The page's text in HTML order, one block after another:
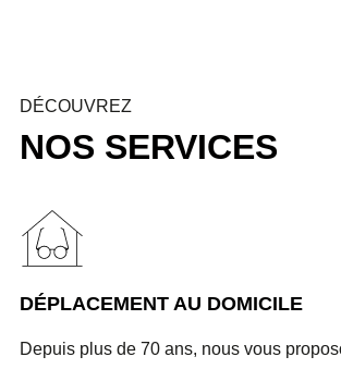
NOS SERVICES
DÉCOUVREZ
DÉPLACEMENT AU DOMICILE
Depuis plus de 70 ans, nous vous